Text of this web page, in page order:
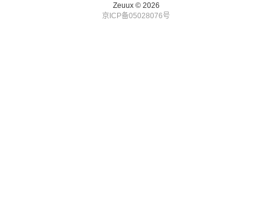
Zeuux © 2026
京ICP备05028076号